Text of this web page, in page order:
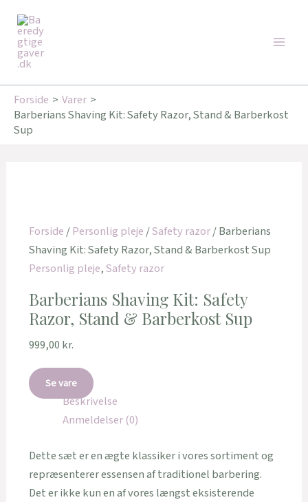
indholdet
Forside
Varer
Barberians Shaving Kit: Safety Razor, Stand & Barberkost
Sup
Forside/Personlig pleje/Safety razor/ Barberians
Shaving Kit: Safety Razor, Stand & Barberkost Sup
Personlig pleje,Safety razor
Barberians Shaving Kit: Safety
Razor, Stand & Barberkost Sup
999,00 kr.
Se vare
Beskrivelse
Anmeldelser (0)
Dette sæt er en ægte klassiker i vores sortiment og
repræsenterer essensen af traditionel barbering.
Det er ikke kun en af vores længst eksisterende